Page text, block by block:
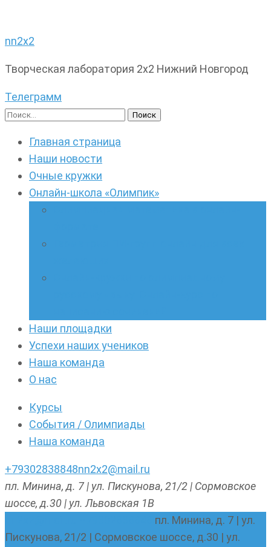
nn2x2
Творческая лаборатория 2х2 Нижний Новгород
Телеграмм
Найти:
Главная страница
Наши новости
Очные кружки
Онлайн-школа «Олимпик»
Наши площадки
Успехи наших учеников
Наша команда
О нас
Курсы
События / Олимпиады
Наша команда
+79302838848nn2x2@mail.ru
пл. Минина, д. 7 | ул. Пискунова, 21/2 | Сормовское
шоссе, д.30 | ул. Львовская 1В
пл. Минина, д. 7 | ул.
Пискунова, 21/2 | Сормовское шоссе, д.30 | ул.